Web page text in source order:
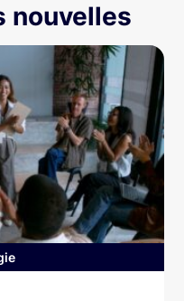
nouvelles